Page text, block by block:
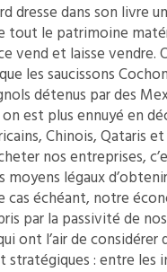
dresse dans son livre
tout le patrimoine
vend et laisse vendre.
les saucissons
détenus par des
est plus ennuyé en
Chinois, Qataris
nos entreprises,
moyens légaux
cas échéant, notre
par la passivité de
ont l’air de considérer
stratégiques : entre les